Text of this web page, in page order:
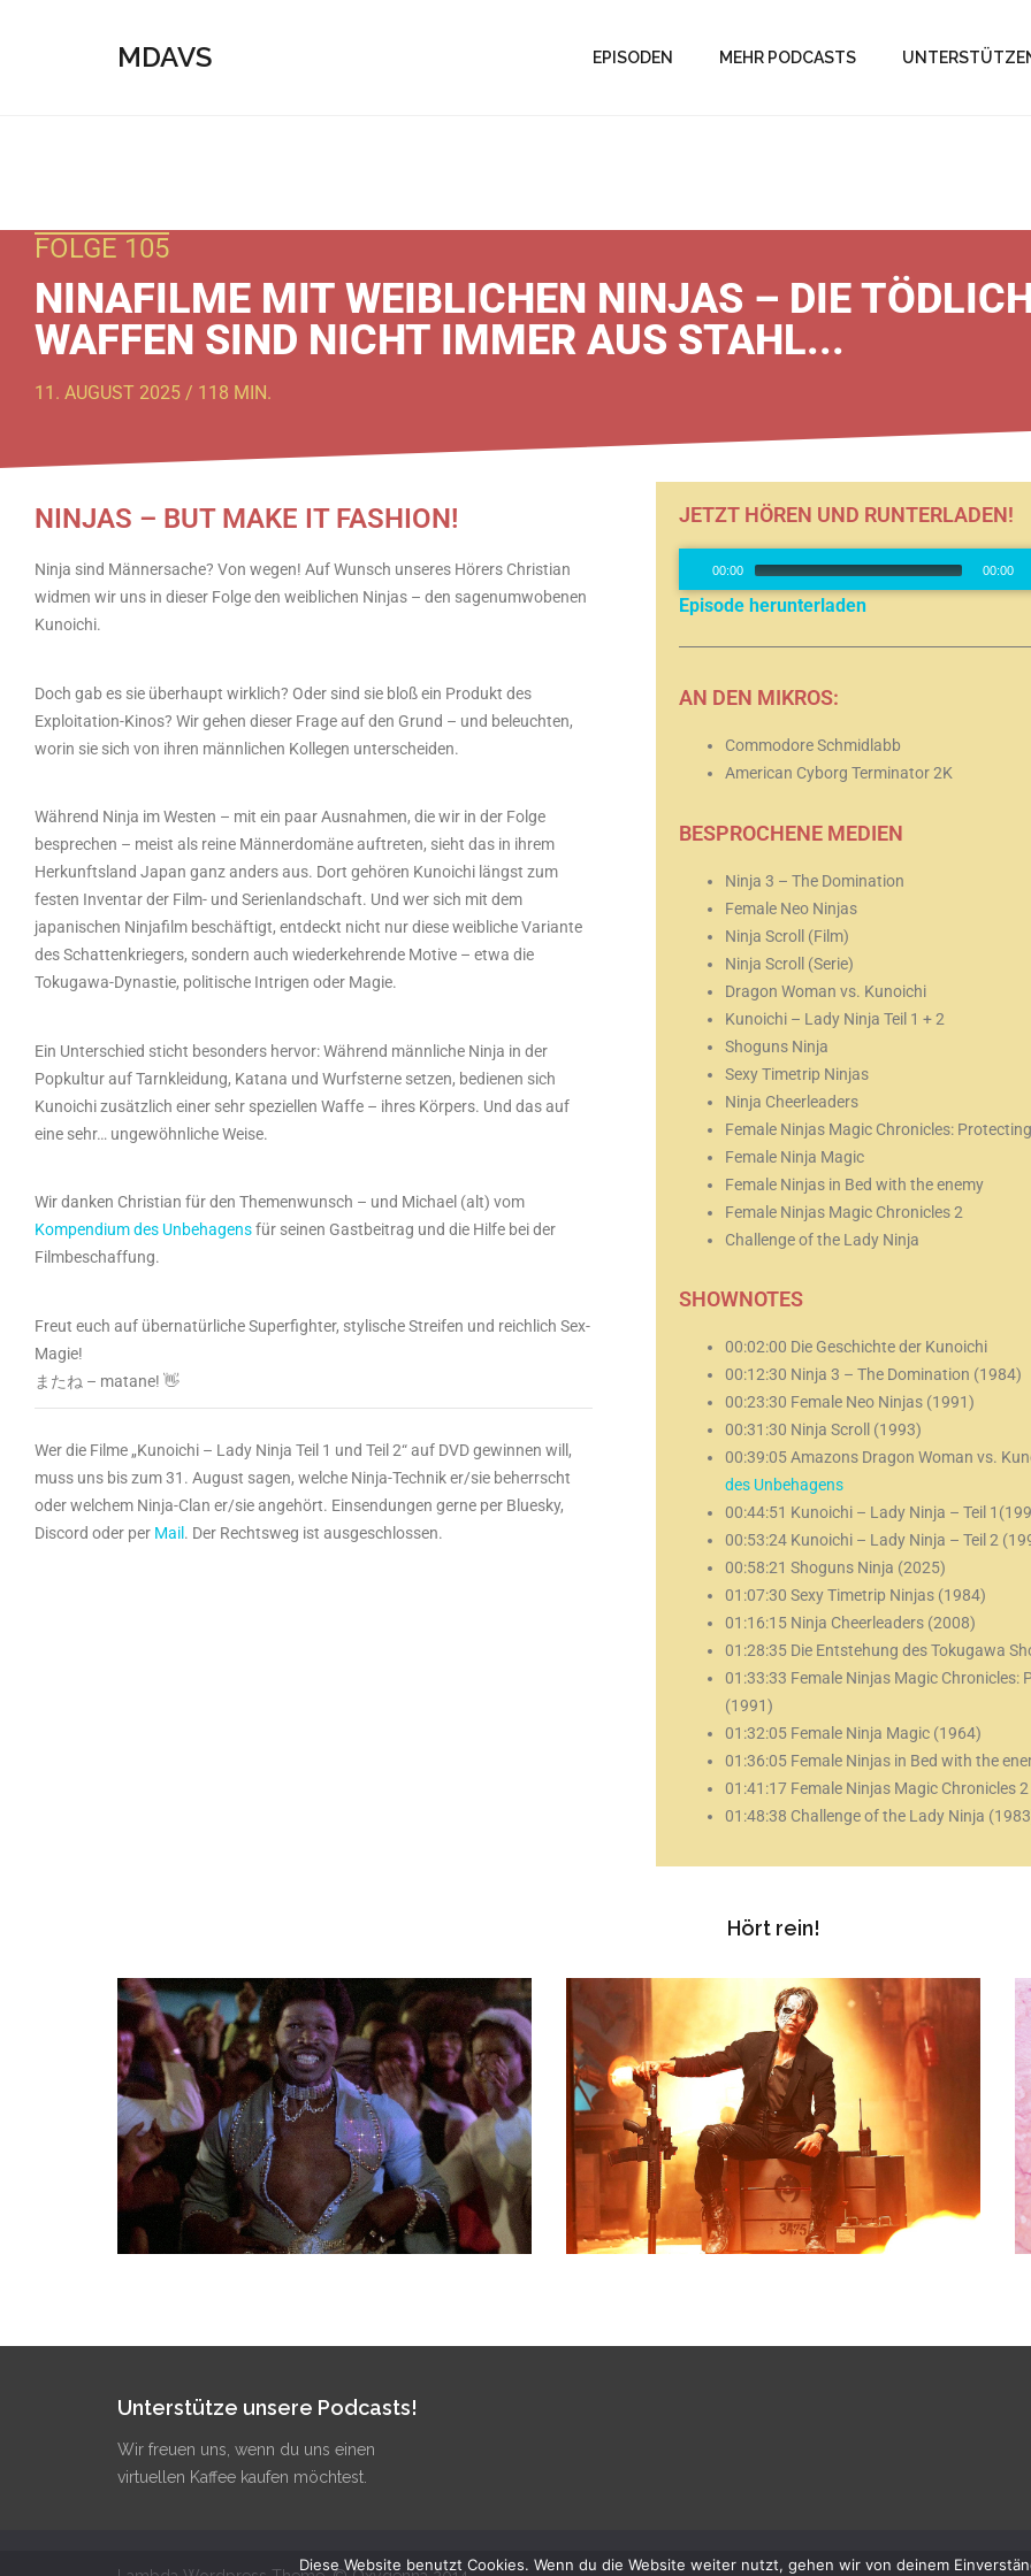
MDAVS EPISODEN MEHR PODCASTS
FOLGE 105
NINAFILME MIT WEIBLICHEN NINJAS – DIE
WAFFEN SIND NICHT IMMER AUS STAHL...
11. AUGUST 2025 / 118 MIN.
NINJAS – BUT MAKE IT FASHION!
Ninja sind Männersache? Von wegen! Auf Wunsch unseres Hörers Christian
widmen wir uns in dieser Folge den weiblichen Ninjas – den sagenumwobenen
Kunoichi.
Doch gab es sie überhaupt wirklich? Oder sind sie bloß ein Produkt des
Exploitation-Kinos? Wir gehen dieser Frage auf den Grund – und beleuchten,
worin sie sich von ihren männlichen Kollegen unterscheiden.
Während Ninja im Westen – mit ein paar Ausnahmen, die wir in der Folge
besprechen – meist als reine Männerdomäne auftreten, sieht das in ihrem
Herkunftsland Japan ganz anders aus. Dort gehören Kunoichi längst zum
festen Inventar der Film- und Serienlandschaft. Und wer sich mit dem
japanischen Ninjafilm beschäftigt, entdeckt nicht nur diese weibliche Variante
des Schattenkriegers, sondern auch wiederkehrende Motive – etwa die
Tokugawa-Dynastie, politische Intrigen oder Magie.
Ein Unterschied sticht besonders hervor: Während männliche Ninja in der
Popkultur auf Tarnkleidung, Katana und Wurfsterne setzen, bedienen sich
Kunoichi zusätzlich einer sehr speziellen Waffe – ihres Körpers. Und das auf
eine sehr… ungewöhnliche Weise.
Wir danken Christian für den Themenwunsch – und Michael (alt) vom
Kompendium des Unbehagensfür seinen Gastbeitrag und die Hilfe bei der
Filmbeschaffung.
Freut euch auf übernatürliche Superfighter, stylische Streifen und reichlich Sex-
Magie!
またね – matane! 👋
Wer die Filme „Kunoichi – Lady Ninja Teil 1 und Teil 2“ auf DVD gewinnen will,
muss uns bis zum 31. August sagen, welche Ninja-Technik er/sie beherrscht
oder welchem Ninja-Clan er/sie angehört. Einsendungen gerne per Bluesky,
Discord oder per Mail . Der Rechtsweg ist ausgeschlossen.
JETZT HÖREN UND RUNTERLADEN!
00:00 00:00
Episode herunterladen
AN DEN MIKROS:
Commodore Schmidlabb
American Cyborg Terminator 2K
BESPROCHENE MEDIEN
Ninja 3 – The Domination
Female Neo Ninjas
Ninja Scroll (Film)
Ninja Scroll (Serie)
Dragon Woman vs. Kunoichi
Kunoichi – Lady Ninja Teil 1 + 2
Shoguns Ninja
Sexy Timetrip Ninjas
Ninja Cheerleaders
Female Ninjas Magic Chronicles:
Female Ninja Magic
Female Ninjas in Bed with the enemy
Female Ninjas Magic Chronicles 2
Challenge of the Lady Ninja
SHOWNOTES
00:02:00 Die Geschichte der Kunoichi
00:12:30 Ninja 3 – The Domination (1984)
00:23:30 Female Neo Ninjas (1991)
00:31:30 Ninja Scroll (1993)
00:39:05 Amazons Dragon Woman vs.
des Unbehagens
00:44:51 Kunoichi – Lady Ninja – Teil
00:53:24 Kunoichi – Lady Ninja – Teil 2
00:58:21 Shoguns Ninja (2025)
01:07:30 Sexy Timetrip Ninjas (1984)
01:16:15 Ninja Cheerleaders (2008)
01:28:35 Die Entstehung des Tokugawa
01:33:33 Female Ninjas Magic Chronicles:
(1991)
01:32:05 Female Ninja Magic (1964)
01:36:05 Female Ninjas in Bed with the
01:41:17 Female Ninjas Magic Chronicles
01:48:38 Challenge of the Lady Ninja
Hört rein!
He’s superbaaaaaad – die Dolemite-
Filme von Rudy Ray Moore
Indische Actionfilme – Kahn mann mal
machen…
Unterstütze unsere Podcasts!
Wir freuen uns, wenn du uns einen
virtuellen Kaffee kaufen möchtest.
Diese Website benutzt Cookies. Wenn du die Website weiter nutzt, gehen wir von deinem